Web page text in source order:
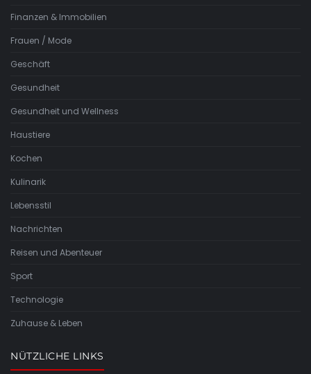
Finanzen & Immobilien
Frauen / Mode
Geschäft
Gesundheit
Gesundheit und Wellness
Haustiere
Kochen
Kulinarik
Lebensstil
Nachrichten
Reisen und Abenteuer
Sport
Technologie
Zuhause & Leben
NÜTZLICHE LINKS